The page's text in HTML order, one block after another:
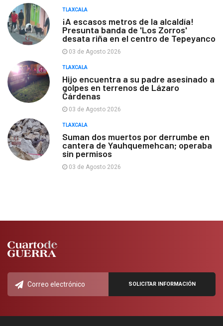
TLAXCALA
¡A escasos metros de la alcaldía!
Presunta banda de 'Los Zorros'
desata riña en el centro de Tepeyanco
03 de Agosto 2026
TLAXCALA
Hijo encuentra a su padre asesinado a
golpes en terrenos de Lázaro
Cárdenas
03 de Agosto 2026
TLAXCALA
Suman dos muertos por derrumbe en
cantera de Yauhquemehcan; operaba
sin permisos
03 de Agosto 2026